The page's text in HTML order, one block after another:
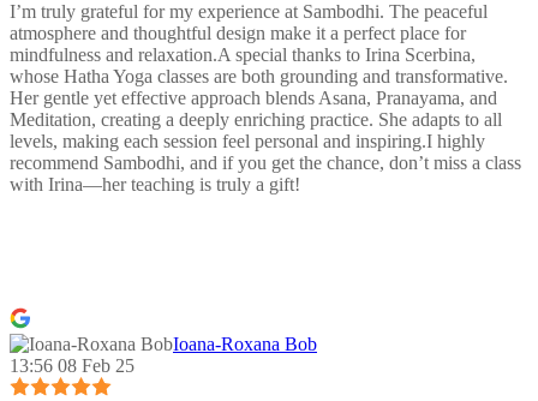
I’m truly grateful for my experience at Sambodhi. The peaceful
atmosphere and thoughtful design make it a perfect place for
mindfulness and relaxation.A special thanks to Irina Scerbina,
whose Hatha Yoga classes are both grounding and transformative.
Her gentle yet effective approach blends Asana, Pranayama, and
Meditation, creating a deeply enriching practice. She adapts to all
levels, making each session feel personal and inspiring.I highly
recommend Sambodhi, and if you get the chance, don’t miss a class
with Irina—her teaching is truly a gift!
Ioana-Roxana Bob
13:56 08 Feb 25